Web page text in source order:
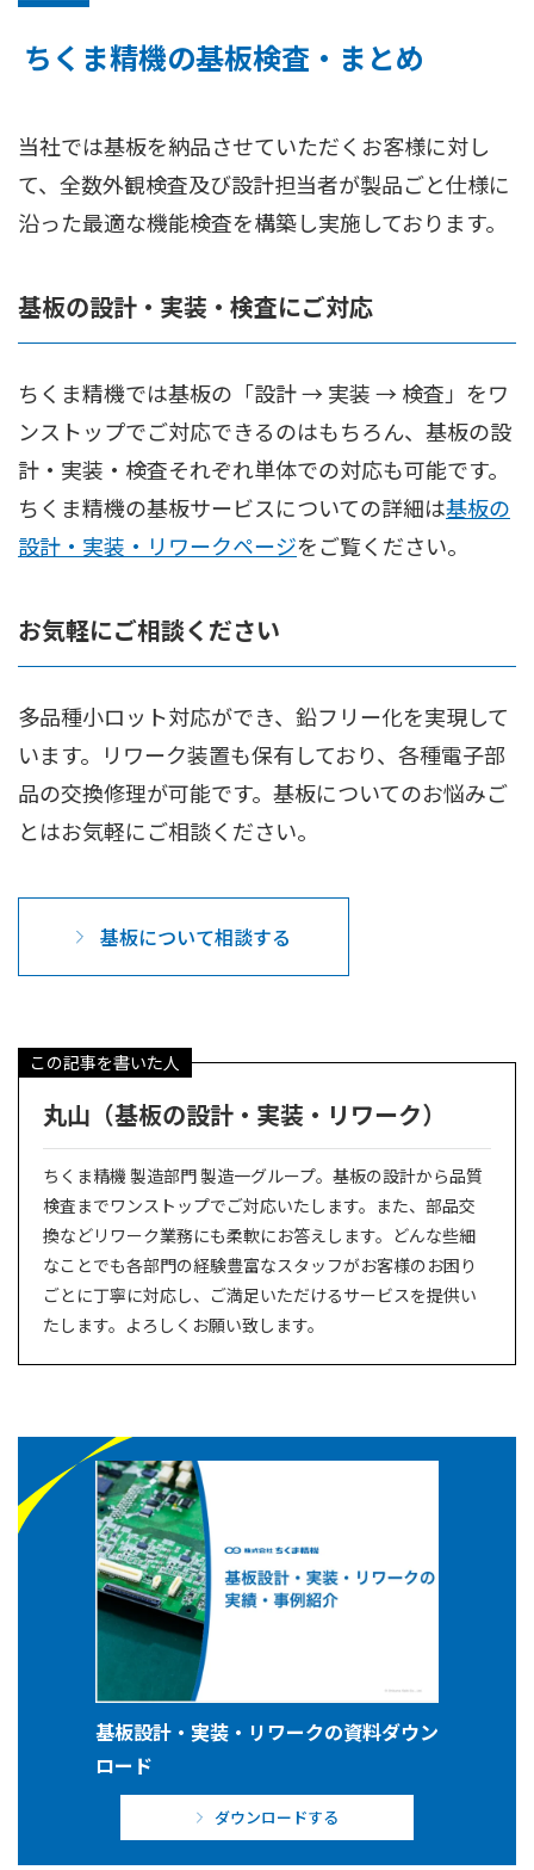
ちくま精機の基板検査・まとめ
当社では基板を納品させていただくお客様に対し
て、全数外観検査及び設計担当者が製品ごと仕様に
沿った最適な機能検査を構築し実施しております。
基板の設計・実装・検査にご対応
ちくま精機では基板の「設計 → 実装 → 検査」をワ
ンストップでご対応できるのはもちろん、基板の設
計・実装・検査それぞれ単体での対応も可能です。
ちくま精機の基板サービスについての詳細は基板の
設計・実装・リワークページをご覧ください。
お気軽にご相談ください
多品種小ロット対応ができ、鉛フリー化を実現して
います。リワーク装置も保有しており、各種電子部
品の交換修理が可能です。基板についてのお悩みご
とはお気軽にご相談ください。
基板について相談する
この記事を書いた人
丸山（基板の設計・実装・リワーク）
ちくま精機 製造部門 製造一グループ。基板の設計から品質
検査までワンストップでご対応いたします。また、部品交
換などリワーク業務にも柔軟にお答えします。どんな些細
なことでも各部門の経験豊富なスタッフがお客様のお困り
ごとに丁寧に対応し、ご満足いただけるサービスを提供い
たします。よろしくお願い致します。
基板設計・実装・リワークの資料ダウン
ロード
ダウンロードする